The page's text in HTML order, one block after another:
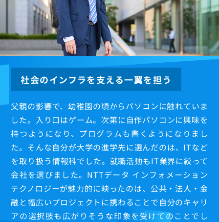
若手社員
M.Ejima
N.Zhou
Y.Kitazawa
T.Wang
K.Nakamura
G.Qi
プロフェッショナル
Y.Kato
T.Ofuku
Q.Zhao
X.Yin
社会のインフラを支える一翼を担う
父親の影響で、幼稚園の頃からパソコンに触れていま
した。入り口はゲーム。次第に自作パソコンに興味を
持つようになり、プログラムも書くようになりまし
た。そんな自分が大学の進学先に選んだのは、ITなど
を取り扱う情報科でした。就職活動もIT業界に絞って
会社を選びました。NTTデータ インフォメーション
テクノロジーが魅力的に映ったのは、公共・法人・金
融と幅広いプロジェクトに携わることで自分のキャリ
アの選択肢も広がりそうな印象を受けてのことでし